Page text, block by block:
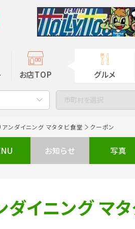
お店TOP グルメ
市町村を選択
アンダイニング マタタビ食堂 クーポン
お知らせ 写真
ダイニング マ